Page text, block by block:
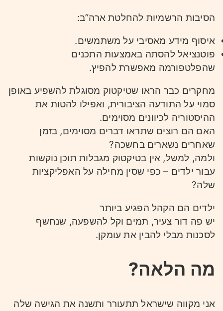
הסיבות הרשמיות להחלטת ארה”ב:
איסוף מידע מאסיבי על משתמשים.
פוטנציאל להסתה באמצעות התכנים
שהפלטפורמה מאפשרת להפיץ.
מחקרים כבר הראו שטיקטוק מסוגלת להשפיע באופן
סמוי על התודעה הציבורית, ואפילו להטות את
ההיסטוריה לכיוונים מסוימים.
האם הם רוצים שתראו דברים מסוימים, בזמן
שאחרים נשארים בחשכה?
ולמה, למשל, אין בטיקטוק מגבלות תוכן נוקשות
עבור ילדים – כפי שסין מחילה על האפליקציות
שלה?
ילדים הם הקהל הפגיע ביותר
יש פה דור צעיר, תמים וקל להשפעה, שנחשף
לסכנות מבלי להבין את עומקן.
מה הלאה?
אני מקווה שישראל תתעורר ותשנה את הגישה שלה